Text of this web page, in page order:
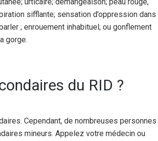
urticaire; démangeaison; peau rouge,
sifflante; sensation d’oppression dans
; enrouement inhabituel; ou gonflement
gorge.
du RID ?
Cependant, de nombreuses personnes
mineurs. Appelez votre médecin ou